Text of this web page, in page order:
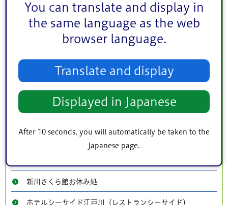
You can translate and display in
the same language as the web
browser language.
Translate and display
Displayed in Japanese
After 10 seconds, you will automatically be taken to the
Japanese page.
台湾小籠包 圓園
ラーメンの王様
吉野家 西葛西駅1番街店
新川さくら館お休み処
ホテルシーサイド江戸川（レストランシーサイド）